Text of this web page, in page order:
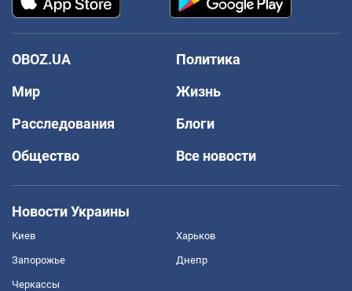
OBOZ.UA
Политика
Мир
Жизнь
Расследования
Блоги
Общество
Все новости
Новости Украины
Киев Харьков
Запорожье Днепр
Черкассы